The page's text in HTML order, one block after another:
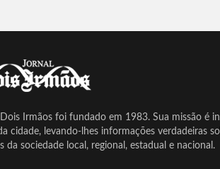
Irmãos foi fundado em 1983. Sua missão é
cidade, levando-lhes informações verdadeiras
da sociedade local, regional, estadual e nacional.